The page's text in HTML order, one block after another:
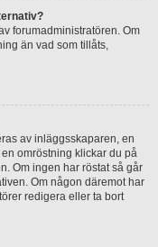
forumadministratören. Om
än vad som tillåts,
av inläggsskaparen, en
omröstning klickar du på
Om ingen har röstat så går
Om någon däremot har
redigera eller ta bort